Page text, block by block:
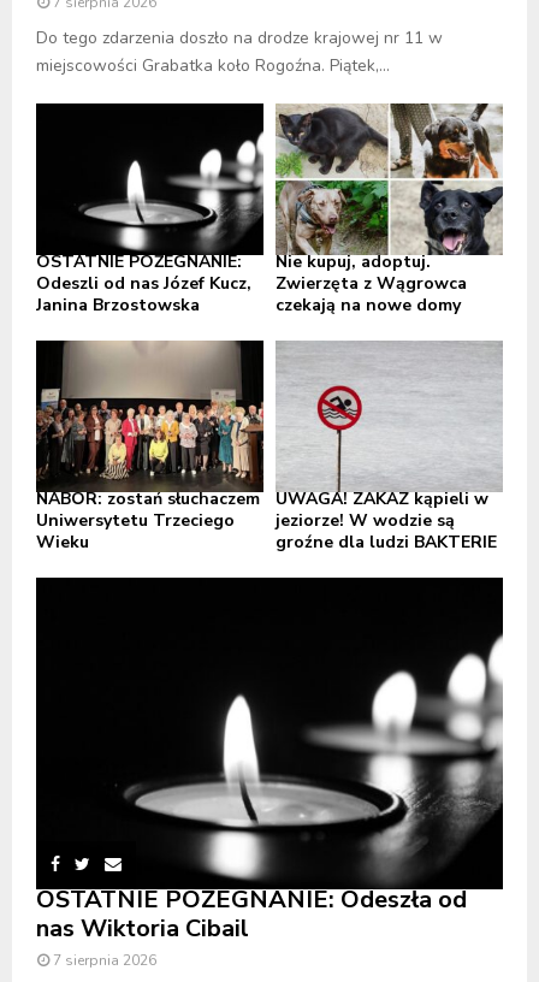
Do tego zdarzenia doszło na drodze krajowej nr 11 w
miejscowości Grabatka koło Rogoźna. Piątek,...
OSTATNIE POŻEGNANIE:
Odeszli od nas Józef Kucz,
Janina Brzostowska
Nie kupuj, adoptuj.
Zwierzęta z Wągrowca
czekają na nowe domy
NABÓR: zostań słuchaczem
Uniwersytetu Trzeciego
Wieku
UWAGA! ZAKAZ kąpieli w
jeziorze! W wodzie są
groźne dla ludzi BAKTERIE
OSTATNIE POŻEGNANIE: Odeszła od
nas Wiktoria Cibail
7 sierpnia 2026